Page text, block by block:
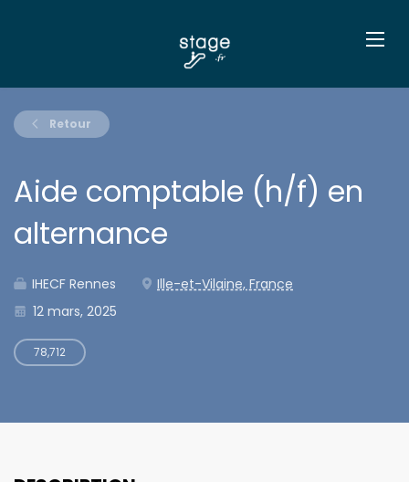
Retour
Aide comptable (h/f) en
alternance
IHECF Rennes
Ille-et-Vilaine, France
12 mars, 2025
78,712